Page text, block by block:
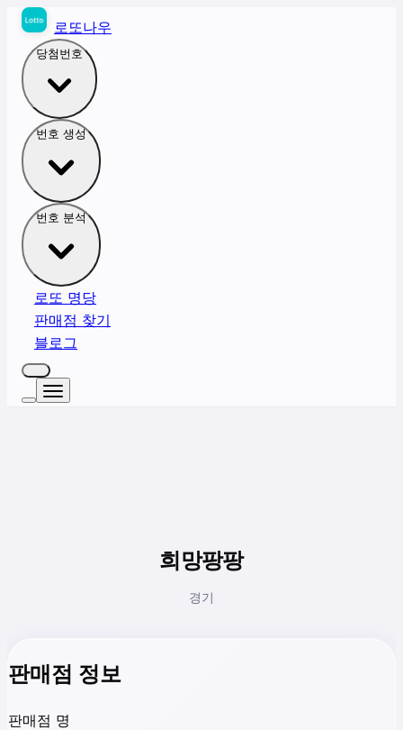
로또나우
당첨번호
번호 생성
번호 분석
로또 명당
판매점 찾기
블로그
희망팡팡
경기
판매점 정보
판매점 명